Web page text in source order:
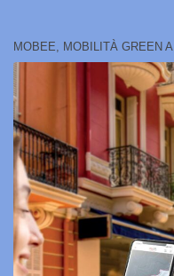
MOBEE, MOBILITÀ GREEN